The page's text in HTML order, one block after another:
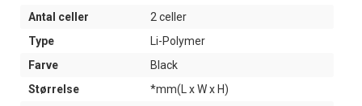
Antal celler
2 celler
Type
Li-Polymer
Farve
Black
Størrelse
*mm(L x W x H)